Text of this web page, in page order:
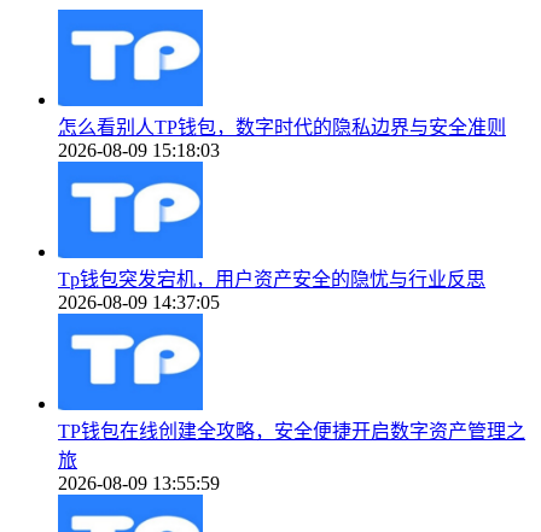
怎么看别人TP钱包，数字时代的隐私边界与安全准则
2026-08-09 15:18:03
Tp钱包突发宕机，用户资产安全的隐忧与行业反思
2026-08-09 14:37:05
TP钱包在线创建全攻略，安全便捷开启数字资产管理之
旅
2026-08-09 13:55:59